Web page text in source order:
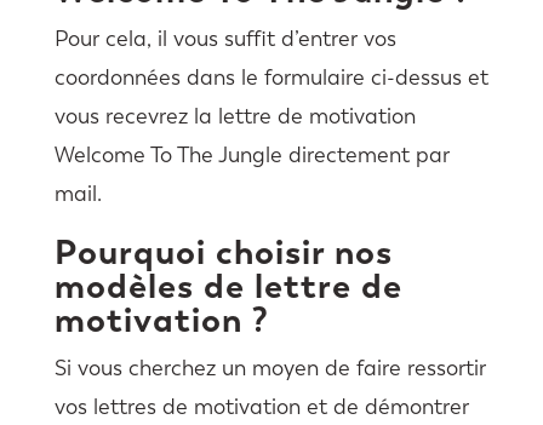
Pour cela, il vous suffit d’entrer vos
coordonnées dans le formulaire ci-dessus et
vous recevrez la lettre de motivation
Welcome To The Jungle directement par
mail.
Pourquoi choisir nos
modèles de lettre de
motivation ?
Si vous cherchez un moyen de faire ressortir
vos lettres de motivation et de démontrer